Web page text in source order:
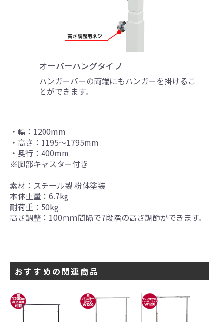
引続き他の商品も選ぶ
オーバーハングタイプ
ハンガーバーの両端にもハンガーを掛けるこ
とができます。
・幅：1200mm
・高さ：1195～1795mm
・奥行：400mm
※脚部キャスター付き
素材：スチール製 粉体塗装
本体重量：6.7kg
耐荷重：50kg
高さ調整：100ｍｍ間隔で7段階の高さ調節ができます。
おすすめの関連商品